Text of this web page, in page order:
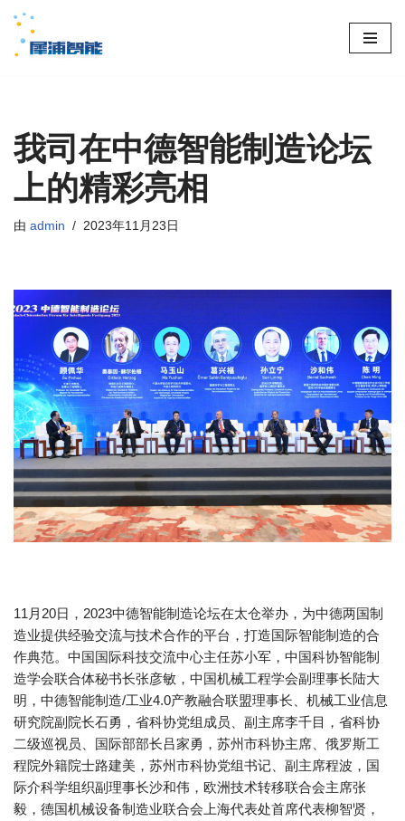
跳
我司在中德智能制造论坛
上的精彩亮相
由 admin 2023年11月23日
11月20日，2023中德智能制造论坛在太仓举办，为中德两国制
造业提供经验交流与技术合作的平台，打造国际智能制造的合
作典范。中国国际科技交流中心主任苏小军，中国科协智能制
造学会联合体秘书长张彦敏，中国机械工程学会副理事长陆大
明，中德智能制造/工业4.0产教融合联盟理事长、机械工业信息
研究院副院长石勇，省科协党组成员、副主席李千目，省科协
二级巡视员、国际部部长吕家勇，苏州市科协主席、俄罗斯工
程院外籍院士路建美，苏州市科协党组书记、副主席程波，国
际介科学组织副理事长沙和伟，欧洲技术转移联合会主席张
毅，德国机械设备制造业联合会上海代表处首席代表柳智贤，